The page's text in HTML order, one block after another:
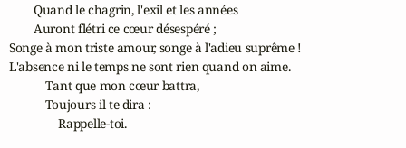
        Quand le chagrin, l'exil et les années
        Auront flétri ce cœur désespéré ;
Songe à mon triste amour, songe à l'adieu suprême !
L'absence ni le temps ne sont rien quand on aime.
            Tant que mon cœur battra,
            Toujours il te dira :
                Rappelle-toi.